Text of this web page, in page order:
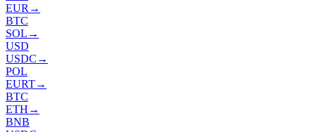
EUR →
BTC
SOL →
USD
USDC →
POL
EURT→
BTC
ETH →
BNB